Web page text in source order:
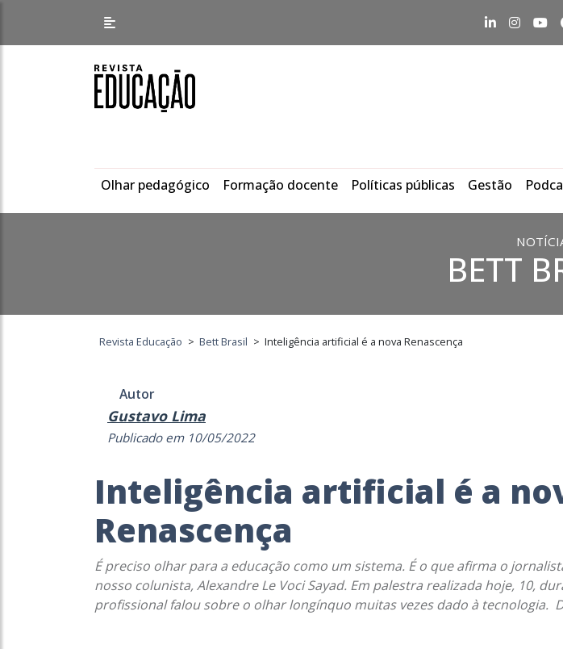
Olhar pedagógico Formação docente Políticas públicas Gestão
BETT
Revista Educação > Bett Brasil > Inteligência artificial é a nova Renascença
Autor
Gustavo Lima
Publicado em 10/05/2022
Inteligência artificial é a
Renascença
É preciso olhar para a educação como um sistema. É o que afirma o
nosso colunista, Alexandre Le Voci Sayad. Em palestra realizada hoje, 10,
profissional falou sobre o olhar longínquo muitas vezes dado à tecnologia.